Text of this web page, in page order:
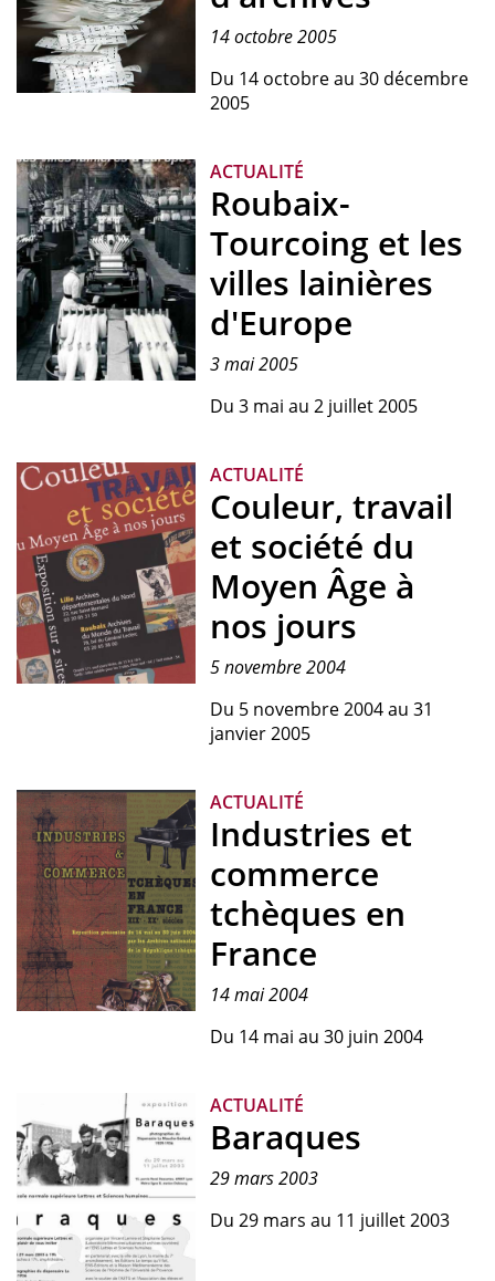
2006.
l'exposition
"De
longue
haleine,
gestes
d'archives"
(2005).
14 octobre 2005
Du 14 octobre au 30 décembre
2005
ACTUALITÉ
Roubaix-
Tourcoing et les
villes lainières
d'Europe
3 mai 2005
Du 3 mai au 2 juillet 2005
ACTUALITÉ
Couleur, travail
et société du
Moyen Âge à
nos jours
5 novembre 2004
Du 5 novembre 2004 au 31
janvier 2005
et
commerce
tchèques
en
France"
ACTUALITÉ
Industries et
commerce
tchèques en
France
14 mai 2004
Du 14 mai au 30 juin 2004
ACTUALITÉ
Baraques
29 mars 2003
Du 29 mars au 11 juillet 2003